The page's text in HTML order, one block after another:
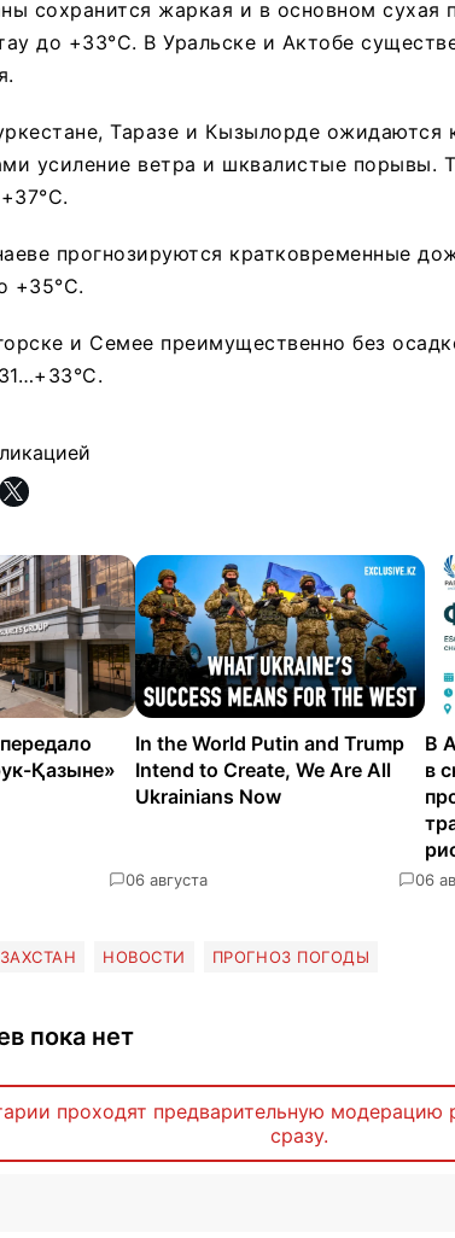
сохранится жаркая и в основном сухая
до +33°C. В Уральске и Актобе
Таразе и Кызылорде ожидаются
усиление ветра и шквалистые порывы.
прогнозируются кратковременные
+35°C.
и Семее преимущественно без
Қазыне»
0
In the World Putin and Trump
Intend to Create, We Are All
Ukrainians Now
6 августа 0
В
в
6
НОВОСТИ ПРОГНОЗ ПОГОДЫ
пока нет
проходят предварительную модерацию
сразу.